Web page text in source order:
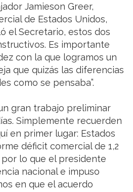
Jamieson Greer,
de Estados Unidos,
el Secretario, estos dos
Es importante
con la que logramos un
que quizás las diferencias
como se pensaba”.
gran trabajo preliminar
Simplemente recuerden
en primer lugar: Estados
déficit comercial de 1,2
lo que el presidente
nacional e impuso
en que el acuerdo